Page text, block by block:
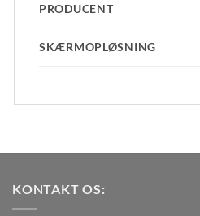
PRODUCENT
SKÆRMOPLØSNING
KONTAKT OS: